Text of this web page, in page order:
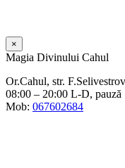
×
Magia Divinului Cahul
Or.Cahul, str.
08:00 – 20:00 L-D, pauză
Mob: 067602684